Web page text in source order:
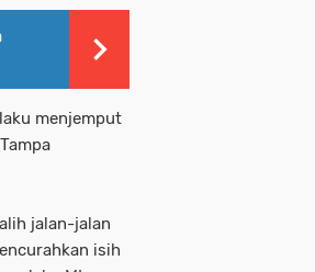
menjemput
jalan-jalan
isih